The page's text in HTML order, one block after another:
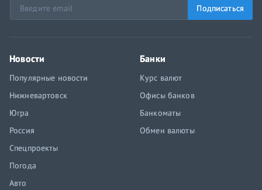
Подписаться
Новости
Популярные новости
Нижневартовск
Югра
Россия
Спецпроекты
Погода
Авто
Банки
Курс валют
Офисы банков
Банкоматы
Обмен валюты